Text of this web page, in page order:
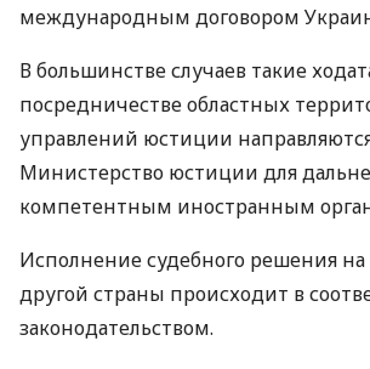
международным договором
В большинстве случаев такие
посредничестве областных
управлений юстиции
Министерство юстиции для
компетентным иностранным
Исполнение судебного решения
другой страны происходит в
законодательством.